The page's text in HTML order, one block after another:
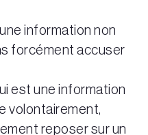
information non
forcément accuser
est une information
volontairement,
reposer sur un